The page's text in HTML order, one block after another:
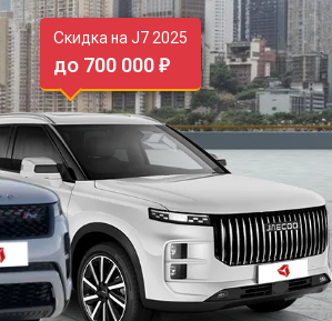
Скидка на J7 2025
до 700 000 ₽